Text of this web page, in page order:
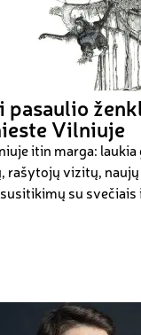
Vilniuje
itin marga: laukia
rašytojų vizitų,
su svečiais